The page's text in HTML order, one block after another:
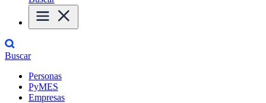
Buscar
Personas
PyMES
Empresas